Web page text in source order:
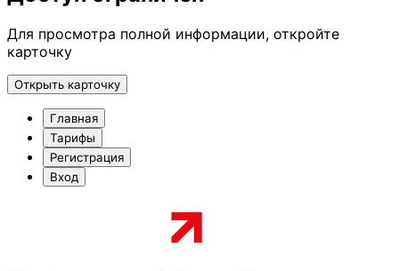
Для просмотра полной информации, откройте
карточку
Открыть карточку
Главная
Тарифы
Регистрация
Вход